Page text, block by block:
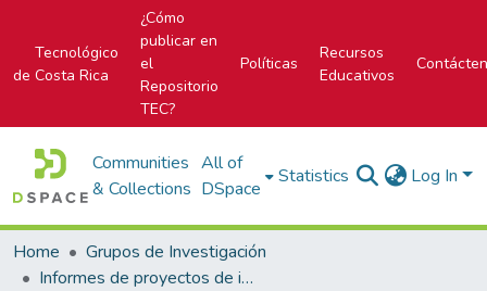
Tecnológico
de Costa Rica
¿Cómo
publicar en
el
Repositorio
TEC?
Políticas
Recursos
Educativos
Communities
& Collections
All of
DSpace
Statistics Log In
Home
Grupos de Investigación
Informes de proyectos de investigación